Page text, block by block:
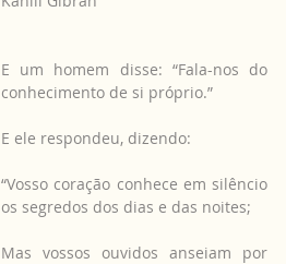
E um homem disse: “Fala-nos do
conhecimento de si próprio.”
E ele respondeu, dizendo:
“Vosso coração conhece em silêncio
os segredos dos dias e das noites;
Mas vossos ouvidos anseiam por